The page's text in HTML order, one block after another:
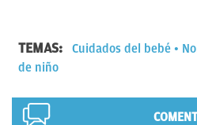
TEMAS: Cuidados del bebé
de niño